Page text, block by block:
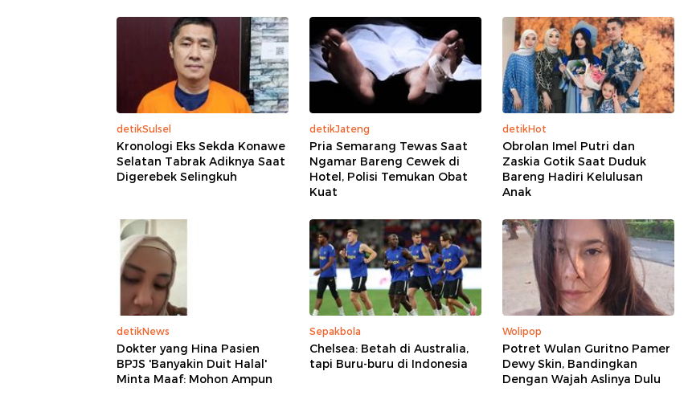
detikSulsel
Kronologi Eks Sekda Konawe
Selatan Tabrak Adiknya Saat
Digerebek Selingkuh
detikJateng
Pria Semarang Tewas Saat
Ngamar Bareng Cewek di
Hotel, Polisi Temukan Obat
Kuat
detikHot
Obrolan Imel Putri dan
Zaskia Gotik Saat Duduk
Bareng Hadiri Kelulusan
Anak
detikNews
Dokter yang Hina Pasien
BPJS 'Banyakin Duit Halal'
Minta Maaf: Mohon Ampun
Sepakbola
Chelsea: Betah di Australia,
tapi Buru-buru di Indonesia
Wolipop
Potret Wulan Guritno Pamer
Dewy Skin, Bandingkan
Dengan Wajah Aslinya Dulu